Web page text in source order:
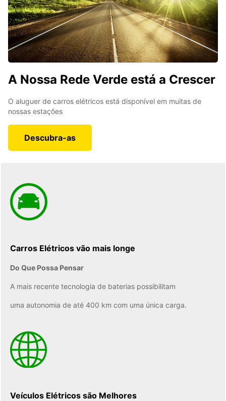
A Nossa Rede Verde está a Crescer
O aluguer de carros elétricos está disponível em muitas de
nossas estações
Descubra-as
Carros Elétricos vão mais longe
Do Que Possa Pensar
A mais recente tecnologia de baterias possibilitam
uma autonomia de até 400 km com uma única carga.
Veículos Elétricos são Melhores